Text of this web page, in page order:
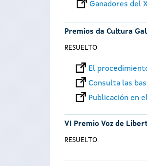
Ganadores del
Premios da Cultura
RESUELTO
El
Consulta las
Publicación en
VI Premio Voz de
RESUELTO